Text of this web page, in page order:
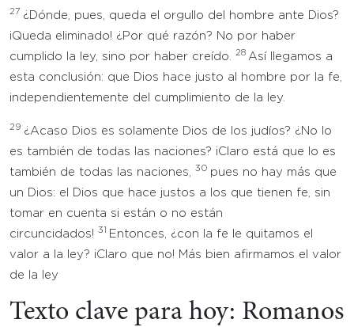
27 ¿Dónde, pues, queda el orgullo del hombre ante Dios?
¡Queda eliminado! ¿Por qué razón? No por haber
cumplido la ley, sino por haber creído.
28 Así llegamos a
esta conclusión: que Dios hace justo al hombre por la fe,
independientemente del cumplimiento de la ley.
29 ¿Acaso Dios es solamente Dios de los judíos? ¿No lo
es también de todas las naciones? ¡Claro está que lo es
también de todas las naciones,
30 pues no hay más que
un Dios: el Dios que hace justos a los que tienen fe, sin
tomar en cuenta si están o no están
circuncidados! 31
Entonces, ¿con la fe le quitamos el
valor a la ley? ¡Claro que no! Más bien afirmamos el valor
de la ley
Texto clave para hoy: Romanos